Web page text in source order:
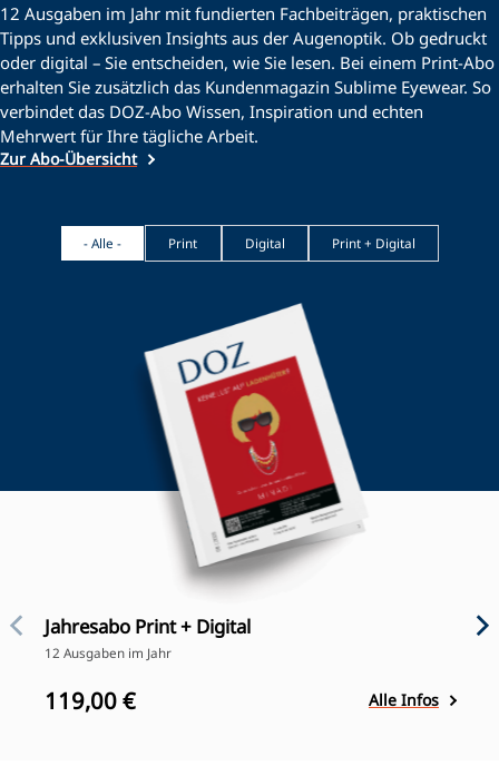
12 Ausgaben im Jahr mit fundierten Fachbeiträgen, praktischen
Tipps und exklusiven Insights aus der Augenoptik. Ob gedruckt
oder digital – Sie entscheiden, wie Sie lesen. Bei einem Print-Abo
erhalten Sie zusätzlich das Kundenmagazin Sublime Eyewear. So
verbindet das DOZ-Abo Wissen, Inspiration und echten
Mehrwert für Ihre tägliche Arbeit.
Zur Abo-Übersicht
- Alle - Print Digital Print + Digital
Jahresabo Print + Digital
12 Ausgaben im Jahr
119,00 € Alle Infos